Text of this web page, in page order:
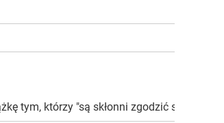
tym, którzy "są skłonni zgodzić się,